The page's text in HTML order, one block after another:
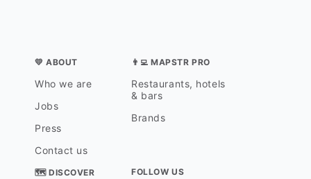
💛 ABOUT
Who we are
Jobs
Press
Contact us
👨‍💻 MAPSTR PRO
Restaurants, hotels
& bars
Brands
🗺 DISCOVER FOLLOW US